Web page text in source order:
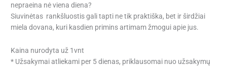
nepraeina nė viena diena?
Siuvinėtas rankšluostis gali tapti ne tik praktiška, bet ir širdžiai
miela dovana, kuri kasdien primins artimam žmogui apie jus.
Kaina nurodyta už 1vnt
* Užsakymai atliekami per 5 dienas, priklausomai nuo užsakymų